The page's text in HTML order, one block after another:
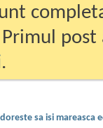
Primul
.
sa isi mareasca